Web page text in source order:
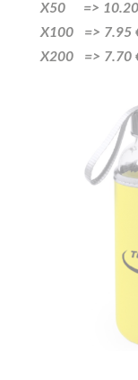
X50 => 10.20
X100 => 7.95
X200 => 7.70